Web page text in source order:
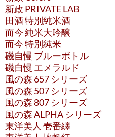
新政 PRIVATE LAB
田酒 特別純米酒
而今 純米大吟醸
而今 特別純米
磯自慢 ブルーボトル
磯自慢 エメラルド
風の森 657 シリーズ
風の森 507 シリーズ
風の森 807 シリーズ
風の森 ALPHA シリーズ
東洋美人 壱番纏